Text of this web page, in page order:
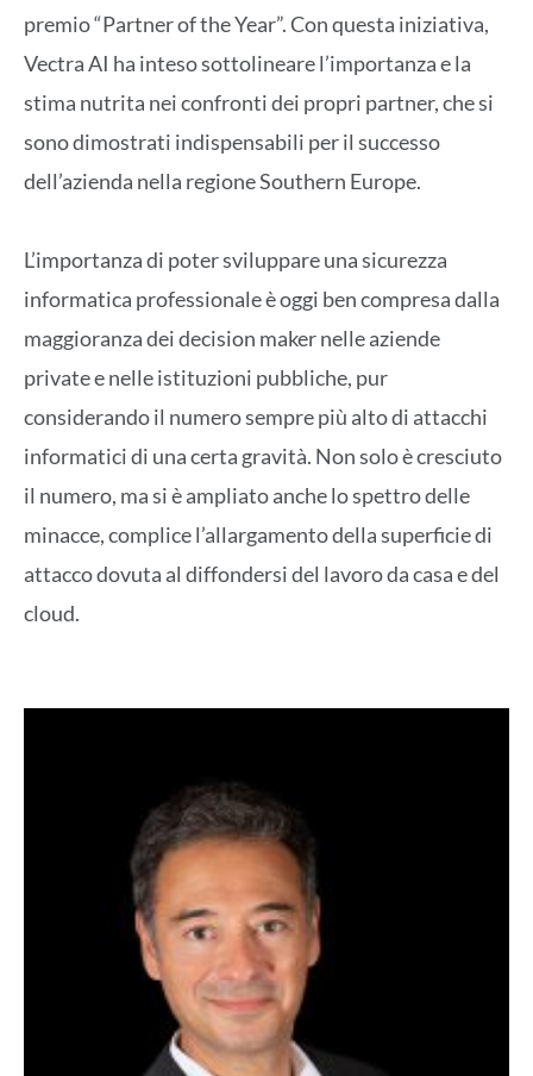
premio “Partner of the Year”. Con questa iniziativa,
Vectra AI ha inteso sottolineare l’importanza e la
stima nutrita nei confronti dei propri partner, che si
sono dimostrati indispensabili per il successo
dell’azienda nella regione Southern Europe.
L’importanza di poter sviluppare una sicurezza
informatica professionale è oggi ben compresa dalla
maggioranza dei decision maker nelle aziende
private e nelle istituzioni pubbliche, pur
considerando il numero sempre più alto di attacchi
informatici di una certa gravità. Non solo è cresciuto
il numero, ma si è ampliato anche lo spettro delle
minacce, complice l’allargamento della superficie di
attacco dovuta al diffondersi del lavoro da casa e del
cloud.